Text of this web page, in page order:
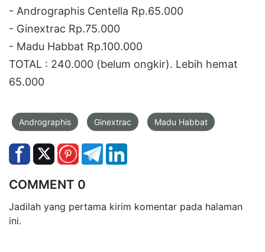
- Andrographis Centella Rp.65.000
- Ginextrac Rp.75.000
- Madu Habbat Rp.100.000
TOTAL : 240.000 (belum ongkir). Lebih hemat
65.000
Andrographis Ginextrac Madu Habbat
COMMENT 0
Jadilah yang pertama kirim komentar pada halaman
ini.